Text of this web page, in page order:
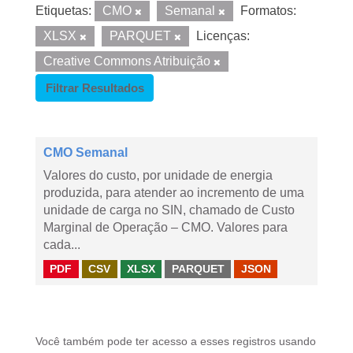
Etiquetas: CMO Semanal
Formatos:
XLSX
PARQUET
Licenças:
Creative Commons Atribuição
Filtrar Resultados
CMO Semanal
Valores do custo, por unidade de energia
produzida, para atender ao incremento de uma
unidade de carga no SIN, chamado de Custo
Marginal de Operação – CMO. Valores para
cada...
PDF CSV XLSX PARQUET JSON
Você também pode ter acesso a esses registros usando